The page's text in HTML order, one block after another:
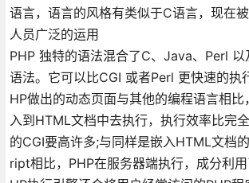
语言，语言的风格有类似于C语言，现在
人员广泛的运用
PHP 独特的语法混合了C、Java、Perl 以
语法。它可以比CGI 或者Perl 更快速的执
HP做出的动态页面与其他的编程语言相比
入到HTML文档中去执行，执行效率比完
的CGI要高许多;与同样是嵌入HTML文档
ript相比，PHP在服务器端执行，成分利